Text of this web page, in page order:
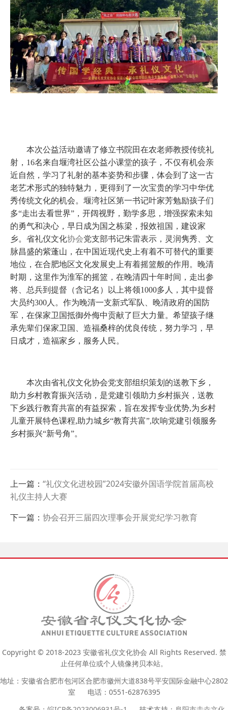
本次公益活动邀请了修立书院田在农老师教授传统礼
射，16名来自堰湾社区公益小课堂的孩子，不仅有机会亲
近自然，学习了礼射的基本姿势和步骤，体会到了这一古
老艺术形式的独特魅力，更得到了一次宝贵的学习中华优
秀传统文化的机会。堰湾社区第一书记叶家芳勉励孩子们
多“走出去看世界”，开阔视野，勤学多思，增强探索未知
的勇气和决心，早日成为国之栋梁，报效祖国，建设家
乡。省礼仪文化协会党支部书记朱雷表示，灵润隽秀、文
脉昌盛的紫蓬山，在中国近现代史上有着不可替代的重要
地位，在合肥地区文化发展史上有着摇篮般的作用。晚清
时期，这里作为淮军的摇篮，在晚清四十年时间，走出参
将、总兵到提督（含记名）以上将领1000多人，其中提督
大员约300人。作为晚清一支新式军队、晚清政府的国防
军，在保家卫国抵御外侮中贡献了巨大力量。希望孩子继
承先辈们保家卫国、造福桑梓的优良传统，努力学习，早
日成才，造福家乡，服务人民。
本次由省礼仪文化协会党支部组织策划的送教下乡，
助力乡村教育振兴活动，是党建引领助力乡村振兴，送教
下乡践行教育共富的有益探索，旨在发挥专业优势,为乡村
儿童开展特色课程,助力城乡“教育共富”,吹响党建引领服务
乡村振兴“新号角”。
上一篇： “礼仪文化进校园”2024安徽外国语学院首届高校
礼仪主持人大赛
下一篇： 协会召开三届四次理事会开展党纪学习教育
Copyright © 2018-2023 安徽省礼仪文化协会 All Rights Reserved. 禁
止任何单位或个人镜像拷贝本站。
地址：安徽省合肥市包河区合肥市徽州大道838号平安国际金融中心2802
室 电话：0551-62876395